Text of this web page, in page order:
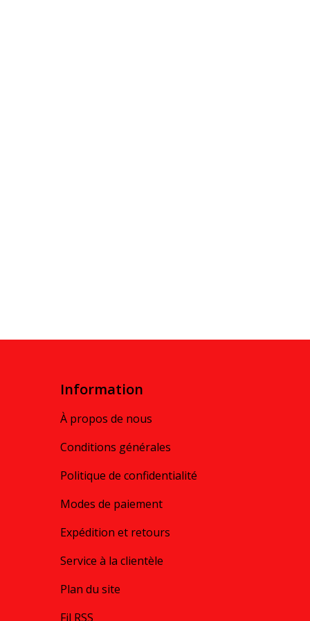
Information
À propos de nous
Conditions générales
Politique de confidentialité
Modes de paiement
Expédition et retours
Service à la clientèle
Plan du site
Fil RSS